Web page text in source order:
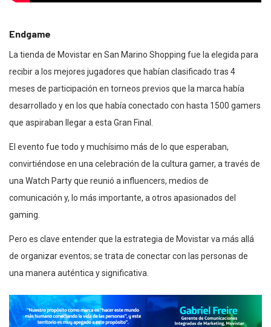
Endgame
La tienda de Movistar en San Marino Shopping fue la elegida para
recibir a los mejores jugadores que habían clasificado tras 4
meses de participación en torneos previos que la marca había
desarrollado y en los que había conectado con hasta 1500 gamers
que aspiraban llegar a esta Gran Final.
El evento fue todo y muchísimo más de lo que esperaban,
convirtiéndose en una celebración de la cultura gamer, a través de
una Watch Party que reunió a influencers, medios de
comunicación y, lo más importante, a otros apasionados del
gaming.
Pero es clave entender que la estrategia de Movistar va más allá
de organizar eventos; se trata de conectar con las personas de
una manera auténtica y significativa.